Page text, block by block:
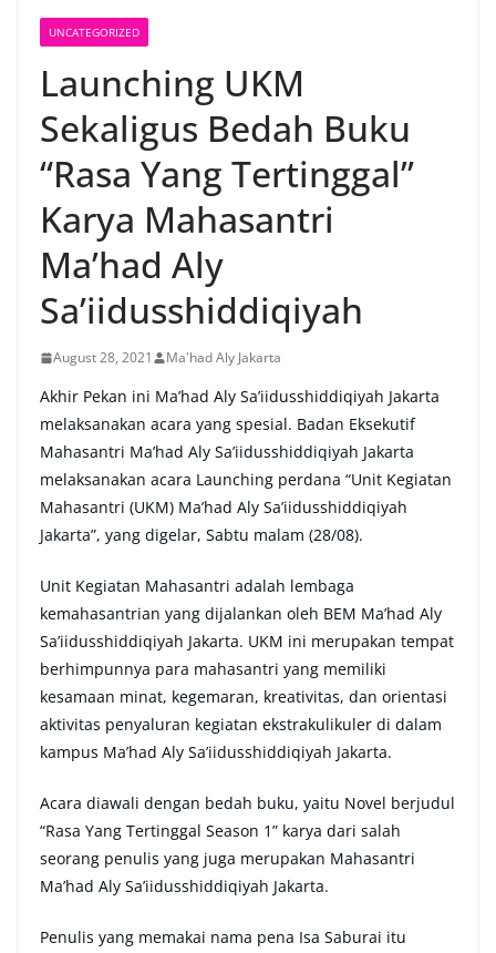
UNCATEGORIZED
Launching UKM
Sekaligus Bedah Buku
“Rasa Yang Tertinggal”
Karya Mahasantri
Ma’had Aly
Sa’iidusshiddiqiyah
August 28, 2021 Ma'had Aly Jakarta
Akhir Pekan ini Ma’had Aly Sa’iidusshiddiqiyah Jakarta
melaksanakan acara yang spesial. Badan Eksekutif
Mahasantri Ma’had Aly Sa’iidusshiddiqiyah Jakarta
melaksanakan acara Launching perdana “Unit Kegiatan
Mahasantri (UKM) Ma’had Aly Sa’iidusshiddiqiyah
Jakarta”, yang digelar, Sabtu malam (28/08).
Unit Kegiatan Mahasantri adalah lembaga
kemahasantrian yang dijalankan oleh BEM Ma’had Aly
Sa’iidusshiddiqiyah Jakarta. UKM ini merupakan tempat
berhimpunnya para mahasantri yang memiliki
kesamaan minat, kegemaran, kreativitas, dan orientasi
aktivitas penyaluran kegiatan ekstrakulikuler di dalam
kampus Ma’had Aly Sa’iidusshiddiqiyah Jakarta.
Acara diawali dengan bedah buku, yaitu Novel berjudul
“Rasa Yang Tertinggal Season 1” karya dari salah
seorang penulis yang juga merupakan Mahasantri
Ma’had Aly Sa’iidusshiddiqiyah Jakarta.
Penulis yang memakai nama pena Isa Saburai itu